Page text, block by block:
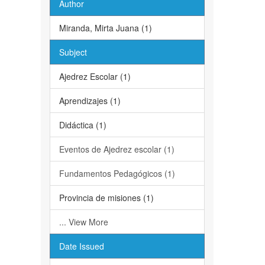
Author
Miranda, Mirta Juana (1)
Subject
Ajedrez Escolar (1)
Aprendizajes (1)
Didáctica (1)
Eventos de Ajedrez escolar (1)
Fundamentos Pedagógicos (1)
Provincia de misiones (1)
... View More
Date Issued